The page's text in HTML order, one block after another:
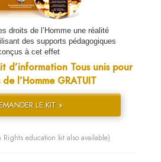
droits de l’Homme une réalité
des supports pédagogiques
à cet effet
d’information Tous unis pour
l’Homme GRATUIT
LE KIT »
Rights education kit also available)